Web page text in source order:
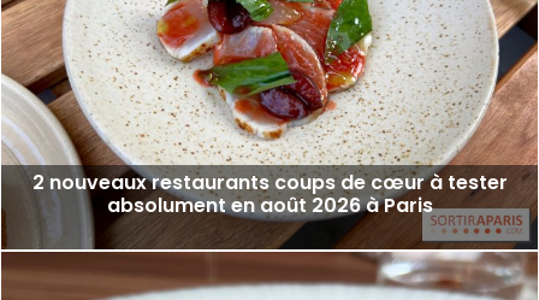
2 nouveaux restaurants coups de cœur à tester
absolument en août 2026 à Paris